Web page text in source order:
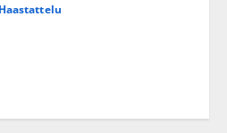
Haastattelu
Julkaistu: 27.4.2025 |